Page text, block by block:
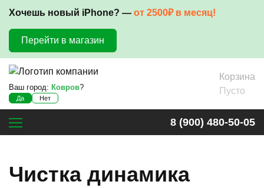
Хочешь новый iPhone? — от 2500₽ в месяц!
Перейти в магазин
Ваш город: Ковров?
Да Нет
Корзина
Пусто
8 (900) 480-50-05
Чистка динамика